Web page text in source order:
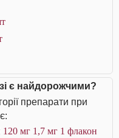
є найдорожчими?
препарати при
120 мг 1,7 мг 1 флакон